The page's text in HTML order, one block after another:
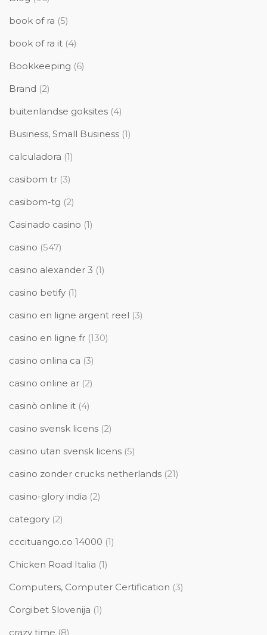
book of ra (5)
book of ra it (4)
Bookkeeping (6)
Brand (2)
buitenlandse goksites (4)
Business, Small Business (1)
calculadora (1)
casibom tr (3)
casibom-tg (2)
Casinado casino (1)
casino (547)
casino alexander 3 (1)
casino betify (1)
casino en ligne argent reel (3)
casino en ligne fr (130)
casino onlina ca (3)
casino online ar (2)
casinò online it (4)
casino svensk licens (2)
casino utan svensk licens (5)
casino zonder crucks netherlands (21)
casino-glory india (2)
category (2)
cccituango.co 14000 (1)
Chicken Road Italia (1)
Computers, Computer Certification (3)
Corgibet Slovenija (1)
crazy time (8)